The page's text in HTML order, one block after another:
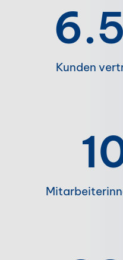
Kunden